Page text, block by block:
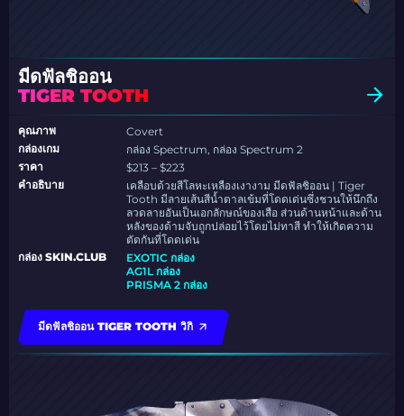
มีดฟัลชิออน
TIGER TOOTH
คุณภาพ
Covert
กล่องเกม
กล่อง Spectrum, กล่อง Spectrum 2
ราคา
$213 – $223
คำอธิบาย
เคลือบด้วยสีโลหะเหลืองเงางาม มีดฟัลชิออน | Tiger
Tooth มีลายเส้นสีน้ำตาลเข้มที่โดดเด่นซึ่งชวนให้นึกถึง
ลวดลายอันเป็นเอกลักษณ์ของเสือ ส่วนด้านหน้าและด้าน
หลังของด้ามจับถูกปล่อยไว้โดยไม่ทาสี ทำให้เกิดความ
ตัดกันที่โดดเด่น
กล่อง SKIN.CLUB
EXOTIC กล่อง
AG1L กล่อง
PRISMA 2 กล่อง
มีดฟัลชิออน TIGER TOOTH วิกิ